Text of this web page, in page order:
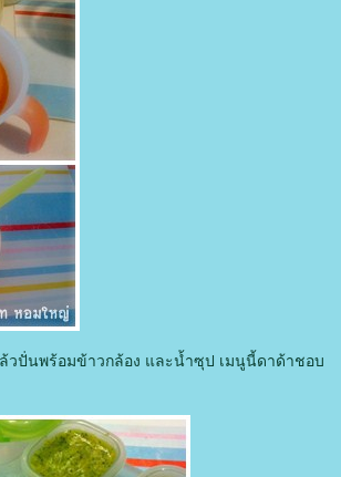
วปั่นพร้อมข้าวกล้อง และน้ำซุป เมนูนี้ดาด้าชอบ